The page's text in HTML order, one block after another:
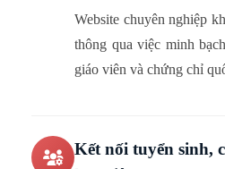
Website chuyên nghiệp
thông qua việc minh
giáo viên và chứng chỉ
Kết nối tuyển sinh,